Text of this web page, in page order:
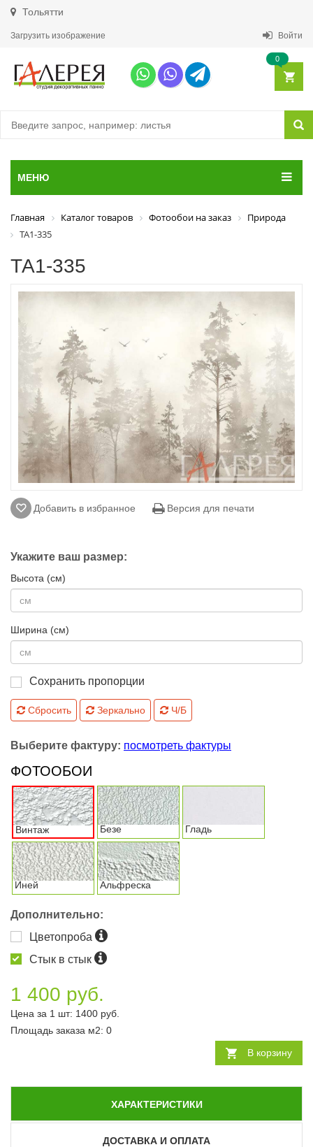
Тольятти
Загрузить изображение Войти
0
МЕНЮ
Главная Каталог товаров Фотообои на заказ
Природа
ТА1-335
ТА1-335
Добавить в избранное Версия для печати
Укажите ваш размер:
Высота (см)
Ширина (см)
Сохранить пропорции
Сбросить Зеркально Ч/Б
Выберите фактуру: посмотреть фактуры
ФОТООБОИ
Винтаж Безе Гладь
Иней Альфреска
Дополнительно:
Цветопроба
Стык в стык
1 400 руб.
Цена за 1 шт: 1400 руб.
Площадь заказа м2: 0
В корзину
ХАРАКТЕРИСТИКИ
ДОСТАВКА И ОПЛАТА